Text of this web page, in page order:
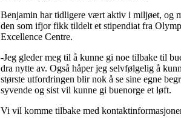
Benjamin har tidligere vært aktiv i miljøet, og
den som ifjor fikk tildelt et stipendiat fra
Excellence Centre.
-Jeg gleder meg til å kunne gi noe tilbake til
dra nytte av. Også håper jeg selvfølgelig å
største utfordringen blir nok å se sine egne
syvende og sist vil kunne gi buenorge et løft.
Vi vil komme tilbake med